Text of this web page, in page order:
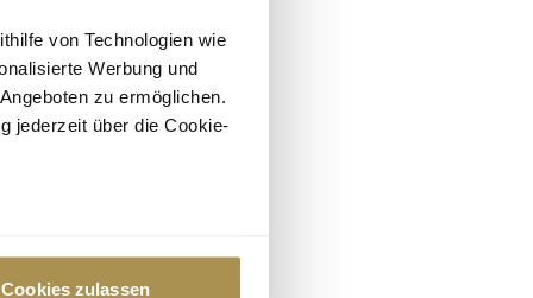
von Technologien wie
Werbung und
zu ermöglichen.
jederzeit über die Cookie-
Cookies zulassen